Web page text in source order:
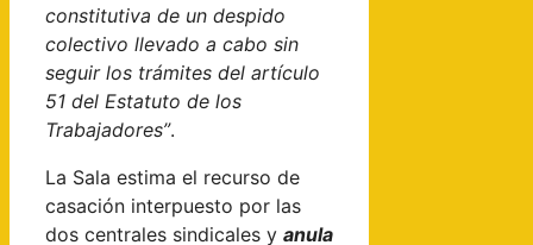
constitutiva de un despido
colectivo llevado a cabo sin
seguir los trámites del artículo
51 del Estatuto de los
Trabajadores”.
La Sala estima el recurso de
casación interpuesto por las
dos centrales sindicales y anula